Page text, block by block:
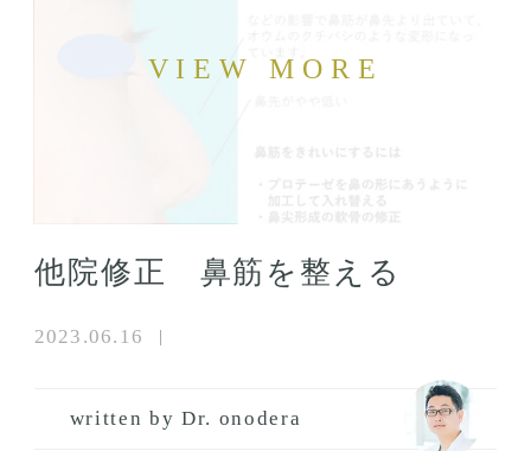
他院修正 鼻筋を整える
2023.06.16
written by Dr. onodera